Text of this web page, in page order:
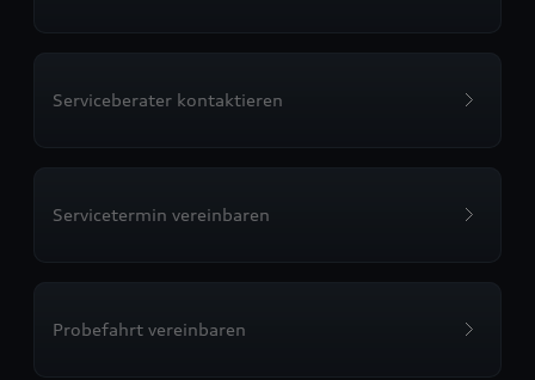
Serviceberater kontaktieren
Servicetermin vereinbaren
Probefahrt vereinbaren